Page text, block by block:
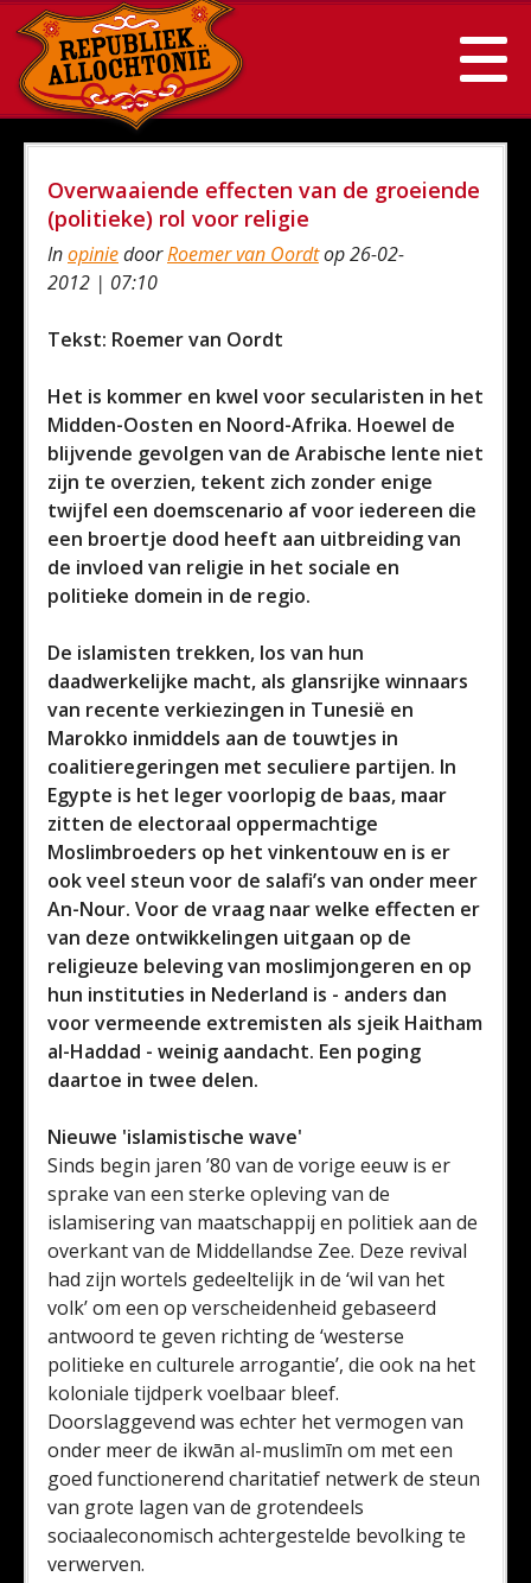
Overwaaiende effecten van de groeiende
(politieke) rol voor religie
InopiniedoorRoemer van Oordtop 26-02-
2012 | 07:10
Tekst: Roemer van Oordt
Het is kommer en kwel voor secularisten in het
Midden-Oosten en Noord-Afrika. Hoewel de
blijvende gevolgen van de Arabische lente niet
zijn te overzien, tekent zich zonder enige
twijfel een doemscenario af voor iedereen die
een broertje dood heeft aan uitbreiding van
de invloed van religie in het sociale en
politieke domein in de regio.
De islamisten trekken, los van hun
daadwerkelijke macht, als glansrijke winnaars
van recente verkiezingen in Tunesië en
Marokko inmiddels aan de touwtjes in
coalitieregeringen met seculiere partijen. In
Egypte is het leger voorlopig de baas, maar
zitten de electoraal oppermachtige
Moslimbroeders op het vinkentouw en is er
ook veel steun voor de salafi’s van onder meer
An-Nour. Voor de vraag naar welke effecten er
van deze ontwikkelingen uitgaan op de
religieuze beleving van moslimjongeren en op
hun instituties in Nederland is - anders dan
voor vermeende extremisten als sjeik Haitham
al-Haddad - weinig aandacht. Een poging
daartoe in twee delen.
Nieuwe 'islamistische wave'
Sinds begin jaren ’80 van de vorige eeuw is er
sprake van een sterke opleving van de
islamisering van maatschappij en politiek aan de
overkant van de Middellandse Zee. Deze revival
had zijn wortels gedeeltelijk in de ‘wil van het
volk’ om een op verscheidenheid gebaseerd
antwoord te geven richting de ‘westerse
politieke en culturele arrogantie’, die ook na het
koloniale tijdperk voelbaar bleef.
Doorslaggevend was echter het vermogen van
onder meer de ikwān al-muslimīn om met een
goed functionerend charitatief netwerk de steun
van grote lagen van de grotendeels
sociaaleconomisch achtergestelde bevolking te
verwerven.